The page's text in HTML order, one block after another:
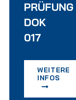
PRÜFUNG
DOK
017
WEITERE
INFOS